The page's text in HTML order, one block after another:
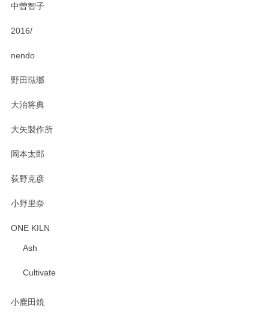
中曽智子
2016/
nendo
野田琺瑯
大治将典
大矢製作所
岡本太郎
荻野克彦
小野里奈
ONE KILN
Ash
Cultivate
小鹿田焼